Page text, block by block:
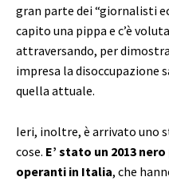
gran parte dei “giornalisti
capito una pippa e c’è
attraversando, per
impresa la disoccupazione
quella attuale.
Ieri, inoltre, è arrivato uno
cose. E’ stato un 2013
operanti in Italia, che